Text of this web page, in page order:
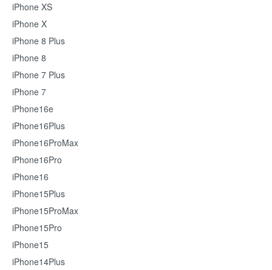
iPhone XS
iPhone X
iPhone 8 Plus
iPhone 8
iPhone 7 Plus
iPhone 7
iPhone16e
iPhone16Plus
iPhone16ProMax
iPhone16Pro
iPhone16
iPhone15Plus
iPhone15ProMax
iPhone15Pro
iPhone15
iPhone14Plus